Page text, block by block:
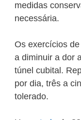
medidas
necessária.
Os exercícios
a diminuir a dor
túnel cubital.
por dia, três a
tolerado.